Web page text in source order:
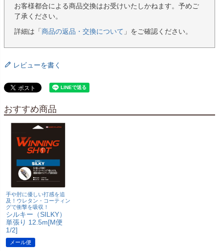
お客様都合による商品交換はお受けいたしかねます。予めご
了承ください。
詳細は「商品の返品・交換について 」をご確認ください。
レビューを書く
おすすめ商品
手や肘に優しい打感を追
及！ウレタン・コーティン
グで衝撃を吸収！
シルキー（SILKY）
単張り 12.5m[M便
1/2]
メール便